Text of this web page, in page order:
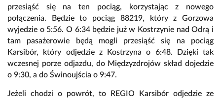
przesiąść się na ten pociąg, korzystając z nowego
połączenia. Będzie to pociąg 88219, który z Gorzowa
wyjedzie o 5:56. O 6:34 będzie już w Kostrzynie nad Odrą i
tam pasażerowie będą mogli przesiąść się na pociąg
Karsibór, który odjedzie z Kostrzyna o 6:48. Dzięki tak
wczesnej porze odjazdu, do Międzyzdrojów skład dojedzie
o 9:30, a do Świnoujścia o 9:47.
Jeżeli chodzi o powrót, to REGIO Karsibór odjedzie ze